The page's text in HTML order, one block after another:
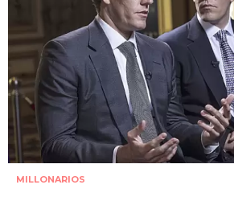
MILLONARIOS